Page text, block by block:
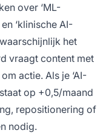
over ‘ML-
‘klinische AI-
het
vraagt content met
actie. Als je ‘AI-
op +0,5/maand
repositionering of
nodig.